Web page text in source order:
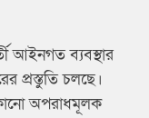
আইনগত ব্যবস্থার
প্রস্তুতি চলছে।
অপরাধমূলক